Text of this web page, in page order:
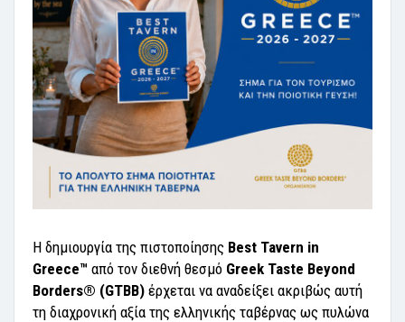
Η δημιουργία της πιστοποίησης Best Tavern in
Greece™ από τον διεθνή θεσμό Greek Taste Beyond
Borders® (GTBB) έρχεται να αναδείξει ακριβώς αυτή
τη διαχρονική αξία της ελληνικής ταβέρνας ως πυλώνα